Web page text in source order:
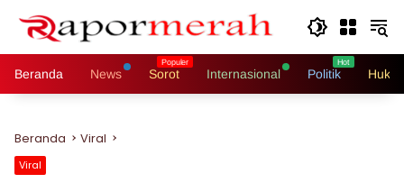
Beranda News Sorot Internasional Politik
Beranda Viral
Viral